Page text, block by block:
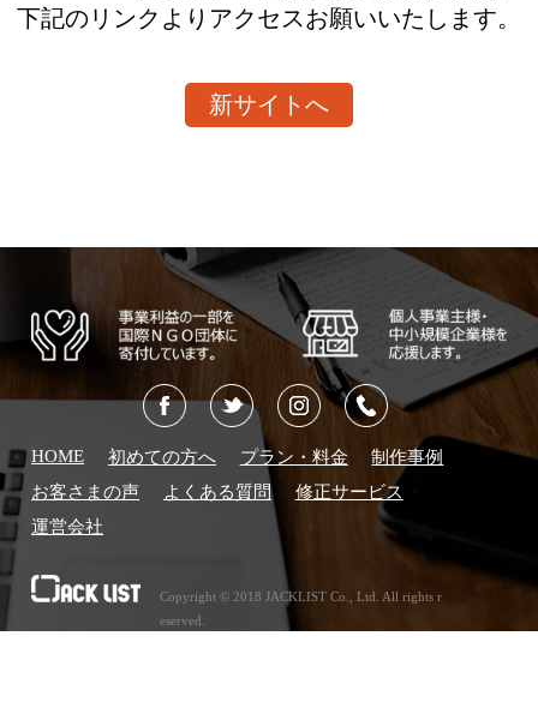
下記のリンクよりアクセスお願いいたします。
新サイトへ
HOME 初めての方へ プラン・料金
制作事例
お客さまの声
よくある質問
修正サービス
運営会社
Copyright © 2018 JACKLIST Co., Ltd. All rights r
eserved.